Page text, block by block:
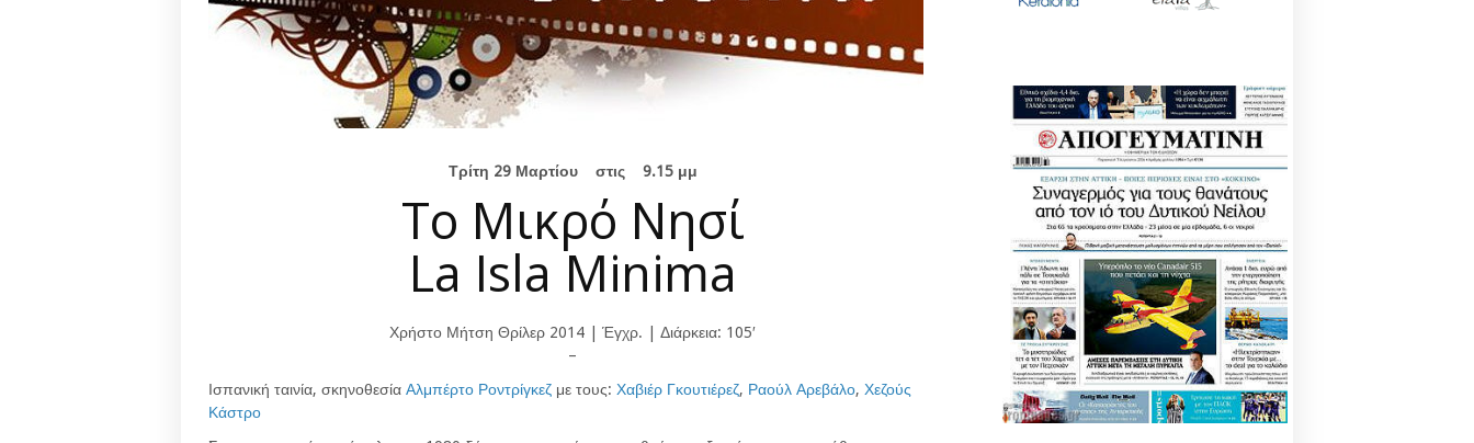
Τρίτη 29 Μαρτίου στις 9.15 μμ
Το Μικρό Νησί
La Isla Minima
Χρήστο Μήτση Θρίλερ 2014 | Έγχρ. | Διάρκεια: 105′
–
Ισπανική ταινία, σκηνοθεσία Αλμπέρτο Ροντρίγκεζ με τους: Χαβιέρ Γκουτιέρεζ, Ραούλ Αρεβάλο, Χεζούς
Κάστρο